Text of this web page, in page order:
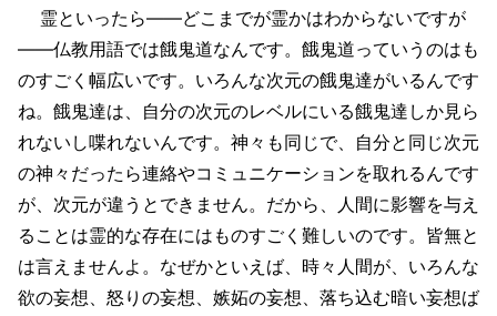
霊といったら――どこまでが霊かはわからないですが
――仏教用語では餓鬼道なんです。餓鬼道っていうのはも
のすごく幅広いです。いろんな次元の餓鬼達がいるんです
ね。餓鬼達は、自分の次元のレベルにいる餓鬼達しか見ら
れないし喋れないんです。神々も同じで、自分と同じ次元
の神々だったら連絡やコミュニケーションを取れるんです
が、次元が違うとできません。だから、人間に影響を与え
ることは霊的な存在にはものすごく難しいのです。皆無と
は言えませんよ。なぜかといえば、時々人間が、いろんな
欲の妄想、怒りの妄想、嫉妬の妄想、落ち込む暗い妄想ば